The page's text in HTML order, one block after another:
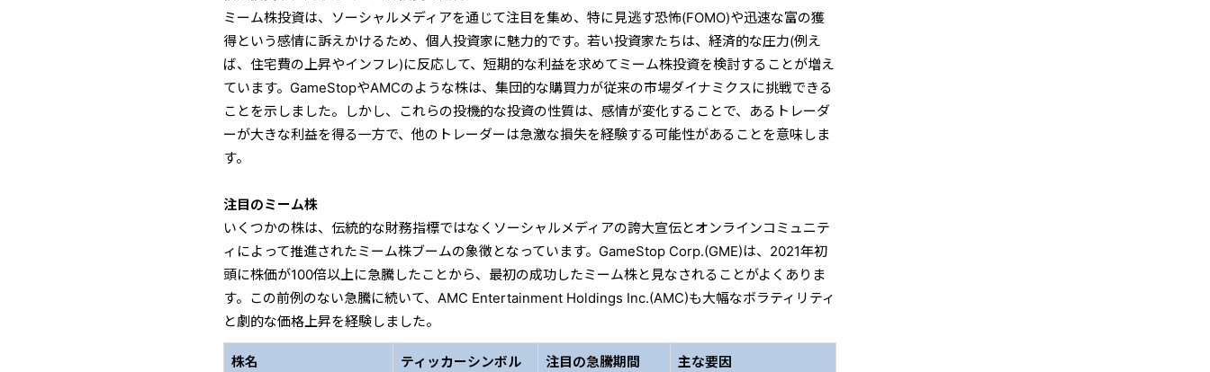
ミーム株投資は、ソーシャルメディアを通じて注目を集め、特に見逃す恐怖(FOMO)や迅速な富の獲
得という感情に訴えかけるため、個人投資家に魅力的です。若い投資家たちは、経済的な圧力(例え
ば、住宅費の上昇やインフレ)に反応して、短期的な利益を求めてミーム株投資を検討することが増え
ています。GameStopやAMCのような株は、集団的な購買力が従来の市場ダイナミクスに挑戦できる
ことを示しました。しかし、これらの投機的な投資の性質は、感情が変化することで、あるトレーダ
ーが大きな利益を得る一方で、他のトレーダーは急激な損失を経験する可能性があることを意味しま
す。
注目のミーム株
いくつかの株は、伝統的な財務指標ではなくソーシャルメディアの誇大宣伝とオンラインコミュニテ
ィによって推進されたミーム株ブームの象徴となっています。GameStop Corp.(GME)は、2021年初
頭に株価が100倍以上に急騰したことから、最初の成功したミーム株と見なされることがよくありま
す。この前例のない急騰に続いて、AMC Entertainment Holdings Inc.(AMC)も大幅なボラティリティ
と劇的な価格上昇を経験しました。
株名 ティッカーシンボル 注目の急騰期間 主な要因